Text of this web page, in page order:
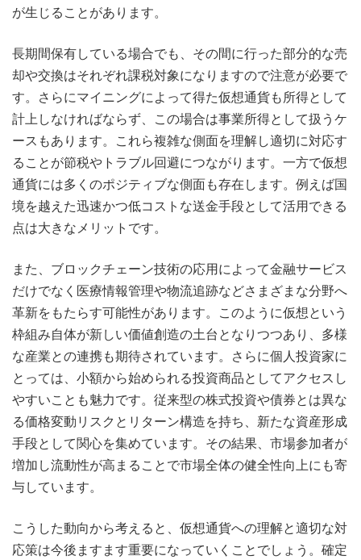
が生じることがあります。
長期間保有している場合でも、その間に行った部分的な売
却や交換はそれぞれ課税対象になりますので注意が必要で
す。さらにマイニングによって得た仮想通貨も所得として
計上しなければならず、この場合は事業所得として扱うケ
ースもあります。これら複雑な側面を理解し適切に対応す
ることが節税やトラブル回避につながります。一方で仮想
通貨には多くのポジティブな側面も存在します。例えば国
境を越えた迅速かつ低コストな送金手段として活用できる
点は大きなメリットです。
また、ブロックチェーン技術の応用によって金融サービス
だけでなく医療情報管理や物流追跡などさまざまな分野へ
革新をもたらす可能性があります。このように仮想という
枠組み自体が新しい価値創造の土台となりつつあり、多様
な産業との連携も期待されています。さらに個人投資家に
とっては、小額から始められる投資商品としてアクセスし
やすいことも魅力です。従来型の株式投資や債券とは異な
る価格変動リスクとリターン構造を持ち、新たな資産形成
手段として関心を集めています。その結果、市場参加者が
増加し流動性が高まることで市場全体の健全性向上にも寄
与しています。
こうした動向から考えると、仮想通貨への理解と適切な対
応策は今後ますます重要になっていくことでしょう。確定